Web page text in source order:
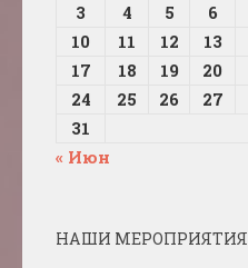
3
4 5 6
10
11 12 13
17
18 19 20
24
25 26 27
31
« Июн
НАШИ МЕРОПРИЯТИЯ